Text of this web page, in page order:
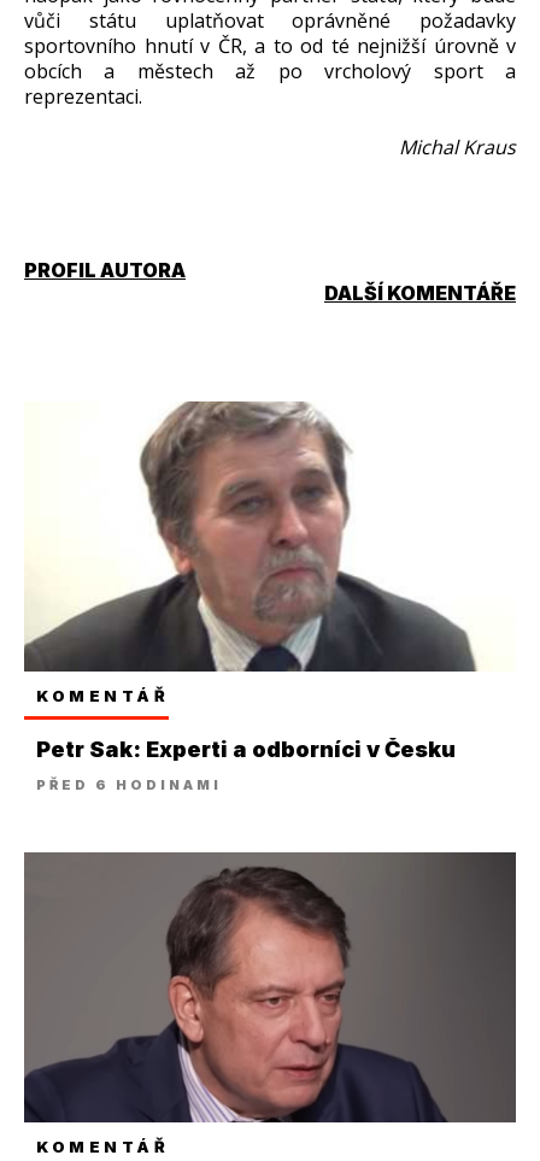
vůči státu uplatňovat oprávněné požadavky
sportovního hnutí v ČR, a to od té nejnižší úrovně v
obcích a městech až po vrcholový sport a
reprezentaci.
Michal Kraus
PROFIL AUTORA
DALŠÍ KOMENTÁŘE
KOMENTÁŘ
Petr Sak: Experti a odborníci v Česku
PŘED 6 HODINAMI
KOMENTÁŘ